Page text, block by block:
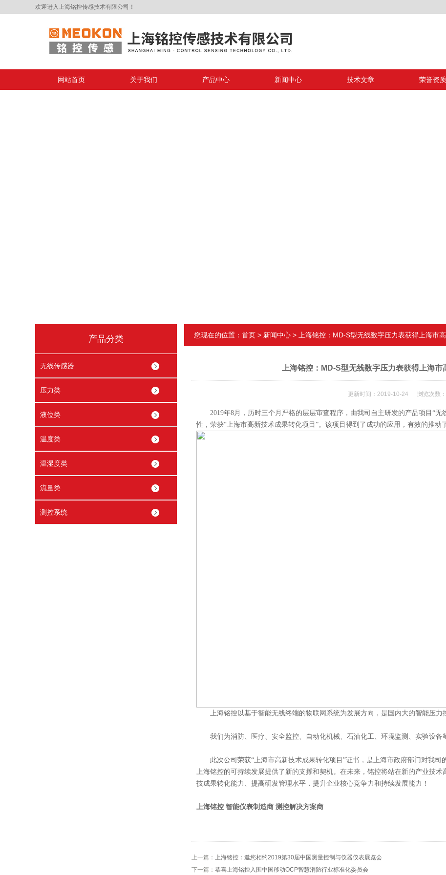
欢迎进入上海铭控传感技术有限公司！
网站首页 关于我们 产品中心 新闻中心 技术文章 荣誉资质
产品分类
无线传感器
压力类
液位类
温度类
温湿度类
流量类
测控系统
您现在的位置： 首页 > 新闻中心 > 上海铭控：MD-S型无线数字压力表获得上海市
上海铭控：MD-S型无线数字压力表获得上海
更新时间：2019-10-24 浏览次数
2019年8月，历时三个月严格的层层审查程序，由我司自主研发的产品项目“无
性，荣获“上海市高新技术成果转化项目”。该项目得到了成功的应用，有效的推动
上海铭控以基于智能无线终端的物联网系统为发展方向，是国内大的智能压力
我们为消防、医疗、安全监控、自动化机械、石油化工、环境监测、实验设备
此次公司荣获“上海市高新技术成果转化项目”证书，是上海市政府部门对我司
上海铭控的可持续发展提供了新的支撑和契机。在未来，铭控将站在新的产业技
技成果转化能力、提高研发管理水平，提升企业核心竞争力和持续发展能力！
上海铭控 智能仪表制造商 测控解决方案商
上一篇： 上海铭控：邀您相约2019第30届中国测量控制与仪器仪表展览会
下一篇： 恭喜上海铭控入围中国移动OCP智慧消防行业标准化委员会